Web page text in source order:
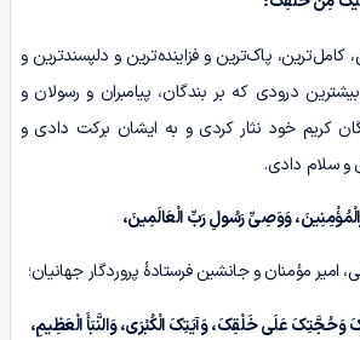
کامل‌ترین، پاک‌ترین و فزاینده‌ترین و دلپسندترین و
درودی که بر بندگان، پیامبران و رسولان و
کریم خود نثار کردی و به ایشان برکت دادی و
و سلام دادی.
وَوَصِیِّ رَسُولِ رَبِّ الْعَالَمِینَ،
امیر مؤمنان و جانشین فرستادۀ پروردگار جهانیان؛
عَلَى خَلْقِکَ، وَآیَتِکَ الْکُبْرَى، وَالنَّبَأَ الْعَظِیمِ،